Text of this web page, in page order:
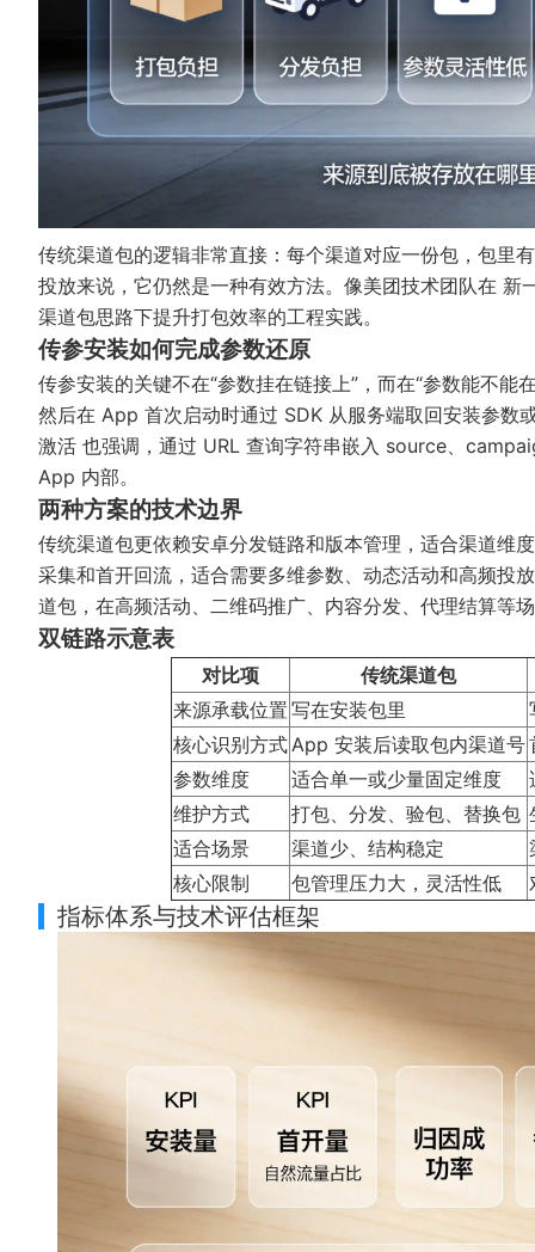
传统渠道包的逻辑非常直接：每个渠道对应一份包，包里
投放来说，它仍然是一种有效方法。像美团技术团队在 新
渠道包思路下提升打包效率的工程实践。
传参安装如何完成参数还原
传参安装的关键不在“参数挂在链接上”，而在“参数能不
然后在 App 首次启动时通过 SDK 从服务端取回安装参数
激活 也强调，通过 URL 查询字符串嵌入 source、
App 内部。
两种方案的技术边界
传统渠道包更依赖安卓分发链路和版本管理，适合渠道维
采集和首开回流，适合需要多维参数、动态活动和高频投
道包，在高频活动、二维码推广、内容分发、代理结算等
双链路示意表
对比项
传统渠道包
来源承载位置 写在安装包里
核心识别方式 App 安装后读取包内渠道号
参数维度
适合单一或少量固定维度
维护方式
打包、分发、验包、替换包
适合场景
渠道少、结构稳定
核心限制
包管理压力大，灵活性低
指标体系与技术评估框架